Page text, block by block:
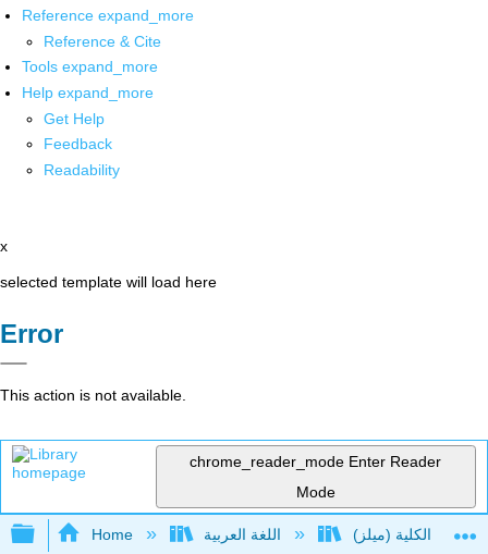
Reference expand_more
Reference & Cite
Tools expand_more
Help expand_more
Get Help
Feedback
Readability
x
selected template will load here
Error
This action is not available.
chrome_reader_mode Enter Reader
Mode
Expand/collapse global hierarchy
Home